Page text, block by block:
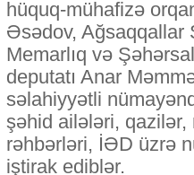
hüquq-mühafizə
Əsədov, Ağsaqqallar
Memarlıq və
deputatı Anar
səlahiyyətli
şəhid ailələri, qazilər,
rəhbərləri, İƏD üzrə
iştirak ediblər.